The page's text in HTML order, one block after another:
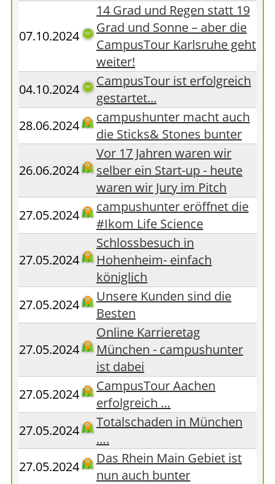
07.10.2024
14 Grad und Regen statt 19
Grad und Sonne – aber die
CampusTour Karlsruhe geht
weiter!
04.10.2024
CampusTour ist erfolgreich
gestartet...
28.06.2024
campushunter macht auch
die Sticks& Stones bunter
26.06.2024
Vor 17 Jahren waren wir
selber ein Start-up - heute
waren wir Jury im Pitch
27.05.2024
campushunter eröffnet die
#Ikom Life Science
27.05.2024
Schlossbesuch in
Hohenheim- einfach
königlich
27.05.2024
Unsere Kunden sind die
Besten
27.05.2024
Online Karrieretag
München - campushunter
ist dabei
27.05.2024
CampusTour Aachen
erfolgreich …
27.05.2024
Totalschaden in München
….
27.05.2024
Das Rhein Main Gebiet ist
nun auch bunter